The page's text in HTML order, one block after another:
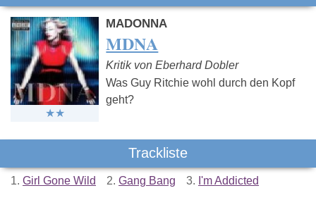
MADONNA
MDNA
Kritik von Eberhard Dobler
Was Guy Ritchie wohl durch den Kopf
geht?
Trackliste
1. Girl Gone Wild 2. Gang Bang 3. I'm Addicted